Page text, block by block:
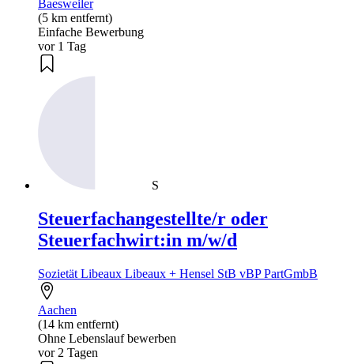
Baesweiler
(5 km entfernt)
Einfache Bewerbung
vor 1 Tag
S
Steuerfachangestellte/r oder
Steuerfachwirt:in m/w/d
Sozietät Libeaux Libeaux + Hensel StB vBP PartGmbB
Aachen
(14 km entfernt)
Ohne Lebenslauf bewerben
vor 2 Tagen